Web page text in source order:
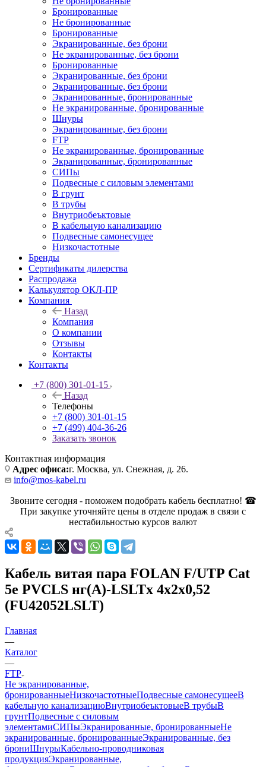
Бронированные
Не бронированные
Бронированные
Экранированные, без брони
Не экранированные, без брони
Бронированные
Экранированные, без брони
Экранированные, без брони
Экранированные, бронированные
Не экранированные, бронированные
Шнуры
Экранированные, без брони
FTP
Не экранированные, бронированные
Экранированные, бронированные
СИПы
Подвесные с силовым элементами
В грунт
В трубы
Внутриобеъктовые
В кабельную канализацию
Подвесные самонесущее
Низкочастотные
Бренды
Сертификаты дилерства
Распродажа
Калькулятор ОКЛ-ПР
Компания
Назад
Компания
О компании
Отзывы
Контакты
Контакты
+7 (800) 301-01-15
Назад
Телефоны
+7 (800) 301-01-15
+7 (499) 404-36-26
Заказать звонок
Контактная информация
Адрес офиса:г. Москва, ул. Снежная, д. 26.
info@mos-kabel.ru
Звоните сегодня - поможем подобрать кабель бесплатно! ☎
При закупке уточняйте цены в отделе продаж в связи с
нестабильностью курсов валют
Кабель витая пара FOLAN F/UTP Cat
5e PVCLS нг(А)-LSLTx 4х2х0,52
(FU42052LSLT)
Главная
—
Каталог
—
FTP
Не экранированные,
бронированныеНизкочастотныеПодвесные самонесущееВ
кабельную канализациюВнутриобеъктовыеВ трубыВ
грунтПодвесные с силовым
элементамиСИПыЭкранированные, бронированныеНе
экранированные, бронированныеЭкранированные, без
брониШнурыКабельно-проводниковая
продукцияЭкранированные,